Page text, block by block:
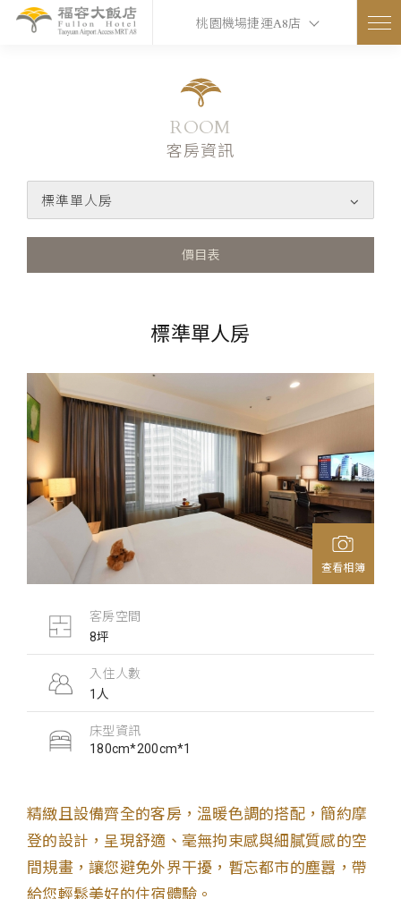
桃園機場捷運A8店
ROOM
客房資訊
標準單人房
價目表
標準單人房
查看相簿
客房空間
8坪
入住人數
1人
床型資訊
180cm*200cm*1
精緻且設備齊全的客房，溫暖色調的搭配，簡約摩
登的設計，呈現舒適、毫無拘束感與細膩質感的空
間規畫，讓您避免外界干擾，暫忘都市的塵囂，帶
給您輕鬆美好的住宿體驗。